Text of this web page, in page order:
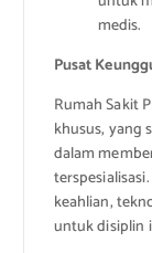
medis.
Pusat
Rumah Sakit
khusus, yang
dalam
keahlian,
untuk disiplin